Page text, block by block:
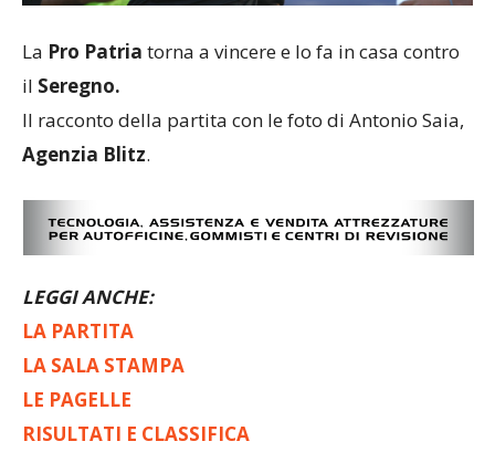
La Pro Patria torna a vincere e lo fa in casa contro
il Seregno.
Il racconto della partita con le foto di Antonio Saia,
Agenzia Blitz.
LEGGI ANCHE:
LA PARTITA
LA SALA STAMPA
LE PAGELLE
RISULTATI E CLASSIFICA